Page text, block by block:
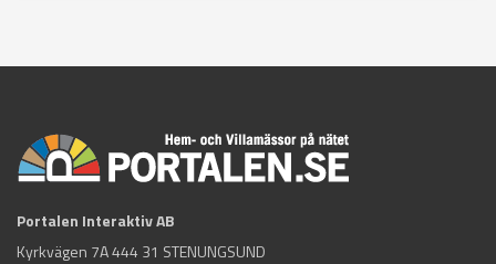
Portalen Interaktiv AB
Kyrkvägen 7A 444 31 STENUNGSUND